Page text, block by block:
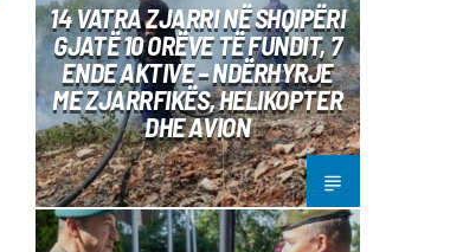
14 VATRA ZJARRI NË SHQIPËRI
GJATË 10 ORËVE TË FUNDIT, 7
ENDE AKTIVE – NDËRHYRJE
ME ZJARRFIKËS, HELIKOPTER
DHE AVION